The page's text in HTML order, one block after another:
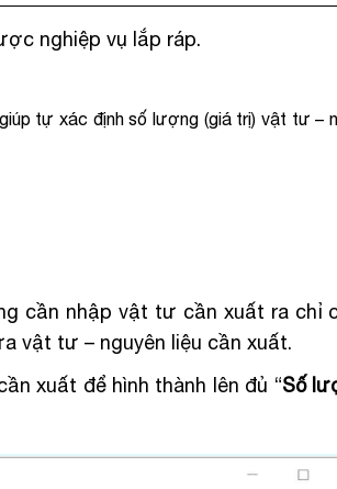
nghiệp vụ lắp ráp.
giúp tự xác định số lượng (giá trị) vật tư –
cần nhập vật tư cần xuất ra chỉ
vật tư – nguyên liệu cần xuất.
xuất để hình thành lên đủ “Số